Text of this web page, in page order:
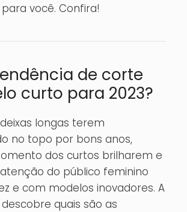
você. Confira!
de corte
curto para 2023?
longas terem
no topo por bons anos,
dos curtos brilharem e
do público feminino
e com modelos inovadores. A
quais são as